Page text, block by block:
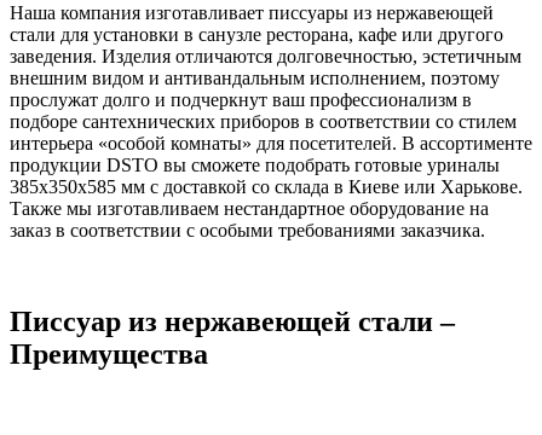
Наша компания изготавливает писсуары из нержавеющей
стали для установки в санузле ресторана, кафе или другого
заведения. Изделия отличаются долговечностью, эстетичным
внешним видом и антивандальным исполнением, поэтому
прослужат долго и подчеркнут ваш профессионализм в
подборе сантехнических приборов в соответствии со стилем
интерьера «особой комнаты» для посетителей. В ассортименте
продукции DSTO вы сможете подобрать готовые уриналы
385х350х585 мм с доставкой со склада в Киеве или Харькове.
Также мы изготавливаем нестандартное оборудование на
заказ в соответствии с особыми требованиями заказчика.
Писсуар из нержавеющей стали –
Преимущества